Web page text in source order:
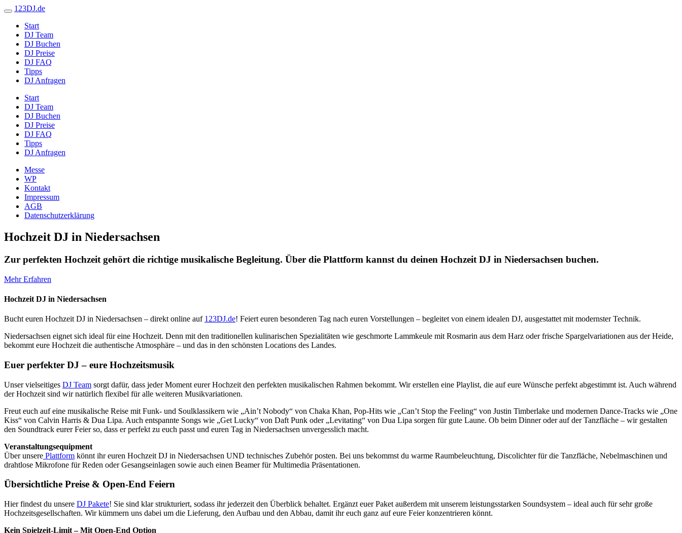
123DJ.de
Start
DJ Team
DJ Buchen
DJ Preise
DJ FAQ
Tipps
DJ Anfragen
Start
DJ Team
DJ Buchen
DJ Preise
DJ FAQ
Tipps
DJ Anfragen
Messe
WP
Kontakt
Impressum
AGB
Datenschutzerklärung
Hochzeit DJ in Niedersachsen
Zur perfekten Hochzeit gehört die richtige musikalische Begleitung. Über die Plattform kannst du deinen Hochzeit DJ in Niedersachsen buchen.
Mehr Erfahren
Hochzeit DJ in Niedersachsen
Bucht euren Hochzeit DJ in Niedersachsen – direkt online auf 123DJ.de! Feiert euren besonderen Tag nach euren Vorstellungen – begleitet von einem idealen DJ, ausgestattet mit modernster Technik.
Niedersachsen eignet sich ideal für eine Hochzeit. Denn mit den traditionellen kulinarischen Spezialitäten wie geschmorte Lammkeule mit Rosmarin aus dem Harz oder frische Spargelvariationen aus der Heide,
bekommt eure Hochzeit die authentische Atmosphäre – und das in den schönsten Locations des Landes.
Euer perfekter DJ – eure Hochzeitsmusik
Unser vielseitiges DJ Team sorgt dafür, dass jeder Moment eurer Hochzeit den perfekten musikalischen Rahmen bekommt. Wir erstellen eine Playlist, die auf eure Wünsche perfekt abgestimmt ist. Auch während
der Hochzeit sind wir natürlich flexibel für alle weiteren Musikvariationen.
Freut euch auf eine musikalische Reise mit Funk- und Soulklassikern wie „Ain’t Nobody“ von Chaka Khan, Pop-Hits wie „Can’t Stop the Feeling“ von Justin Timberlake und modernen Dance-Tracks wie „One
Kiss“ von Calvin Harris & Dua Lipa. Auch entspannte Songs wie „Get Lucky“ von Daft Punk oder „Levitating“ von Dua Lipa sorgen für gute Laune. Ob beim Dinner oder auf der Tanzfläche – wir gestalten
den Soundtrack eurer Feier so, dass er perfekt zu euch passt und euren Tag in Niedersachsen unvergesslich macht.
Veranstaltungsequipment
Über unsere Plattform könnt ihr euren Hochzeit DJ in Niedersachsen UND technisches Zubehör posten. Bei uns bekommst du warme Raumbeleuchtung, Discolichter für die Tanzfläche, Nebelmaschinen und
drahtlose Mikrofone für Reden oder Gesangseinlagen sowie auch einen Beamer für Multimedia Präsentationen.
Übersichtliche Preise & Open-End Feiern
Hier findest du unsere DJ Pakete! Sie sind klar strukturiert, sodass ihr jederzeit den Überblick behaltet. Ergänzt euer Paket außerdem mit unserem leistungsstarken Soundsystem – ideal auch für sehr große
Hochzeitsgesellschaften. Wir kümmern uns dabei um die Lieferung, den Aufbau und den Abbau, damit ihr euch ganz auf eure Feier konzentrieren könnt.
Kein Spielzeit-Limit – Mit Open-End Option